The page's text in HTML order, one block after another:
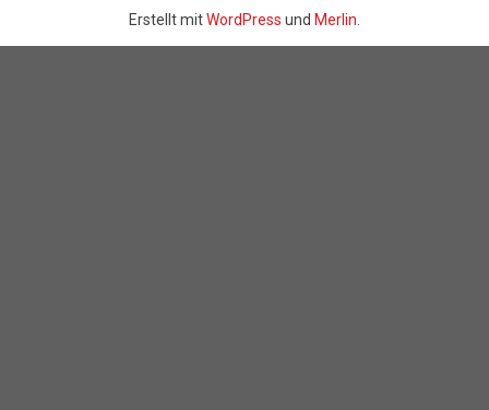
Erstellt mitWordPress und Merlin